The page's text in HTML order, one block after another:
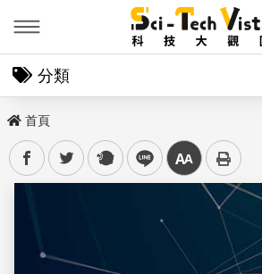
分類
首頁
facebooktwitter plurk line 中